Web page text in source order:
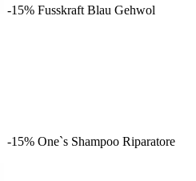
-15% Fusskraft Blau Gehwol
-15% One`s Shampoo Riparatore